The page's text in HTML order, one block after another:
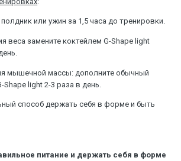
или ужин за 1,5 часа до тренировки.
веса замените коктейлем G-Shape light
мышечной массы: дополните обычный
light 2-3 раза в день.
способ держать себя в форме и быть
питание и держать себя в форме